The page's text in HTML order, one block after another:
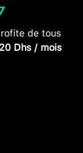
de tous
Dhs / mois